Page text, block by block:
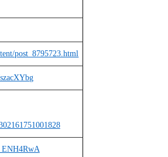
post_8795723.html